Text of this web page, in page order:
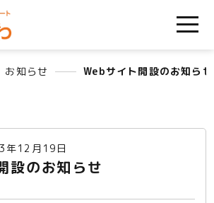
お知らせ Webサイト開設のお知らせ
年12月19日
設のお知らせ